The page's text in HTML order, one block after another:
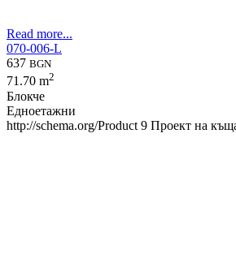
Read more...
070-006-L
637 BGN
71.70 m2
Блокче
Едноетажни
http://schema.org/Product 9 Проект на